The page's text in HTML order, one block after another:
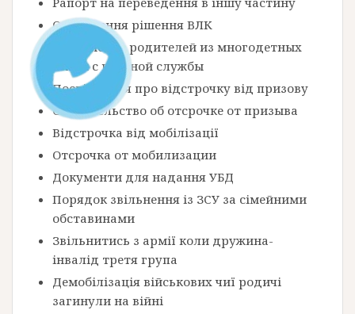
Оскарження рішення ВЛК
Увольнение родителей из многодетных
семей с военной службы
Посвідчення про відстрочку від призову
Свидетельство об отсрочке от призыва
Відстрочка від мобілізації
Отсрочка от мобилизации
Документи для надання УБД
Порядок звільнення із ЗСУ за сімейними
обставинами
Звільнитись з армії коли дружина-
інвалід третя група
Демобілізація військових чиї родичі
загинули на війні